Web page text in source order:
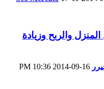
والربح وزيادة
10:36 PM